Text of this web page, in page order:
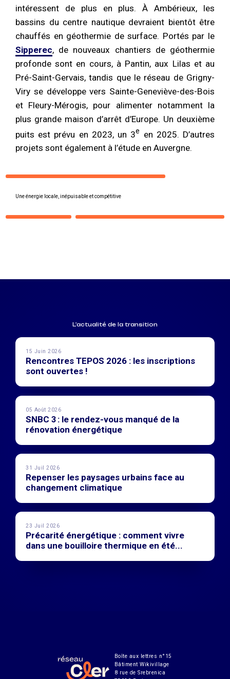
intéressent de plus en plus. À Ambérieux, les
bassins du centre nautique devraient bientôt être
chauffés en géothermie de surface. Portés par le
Sipperec, de nouveaux chantiers de géothermie
profonde sont en cours, à Pantin, aux Lilas et au
Pré-Saint-Gervais, tandis que le réseau de Grigny-
Viry se développe vers Sainte-Geneviève-des-Bois
et Fleury-Mérogis, pour alimenter notamment la
plus grande maison d’arrêt d’Europe. Un deuxième
puits est prévu en 2023, un 3e en 2025. D’autres
projets sont également à l’étude en Auvergne.
Une énergie locale, inépuisable et compétitive
L'actualité de la transition
15 Juin 2026
Rencontres TEPOS 2026 : les inscriptions
sont ouvertes !
05 Août 2026
SNBC 3 : le rendez-vous manqué de la
rénovation énergétique
31 Juil 2026
Repenser les paysages urbains face au
changement climatique
23 Juil 2026
Précarité énergétique : comment vivre
dans une bouilloire thermique en été...
Boîte aux lettres n°15
Bâtiment Wikivillage
8 rue de Srebrenica